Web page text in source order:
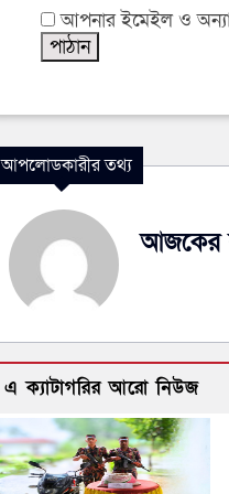
আপনার ইমেইল ও
আপলোডকারীর তথ্য
আজকের
এ ক্যাটাগরির আরো নিউজ